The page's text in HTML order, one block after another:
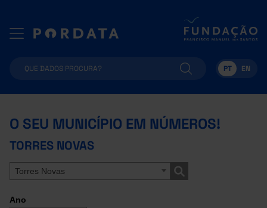
PT EN
O SEU MUNICÍPIO EM NÚMEROS!
TORRES NOVAS
Torres Novas
Ano